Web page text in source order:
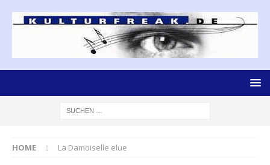
HOME La Damoiselle elue